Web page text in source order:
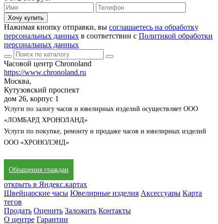
Хочу купить
Нажимая кнопку отправки, вы соглашаетесь на обработку
персональных данных в соответствии с Политикой обработки
персональных данных
Часовой центр Chronoland
https://www.chronoland.ru
Москва,
Кутузовский проспект
дом 26, корпус 1
Услуги по залогу часов и ювелирных изделий осуществляет ООО
«ЛОМБАРД ХРОНОЛАНД»
Услуги по покупке, ремонту и продаже часов и ювелирных изделий
ООО «ХРОНОЛЭНД»
Обращения граждан
открыть в Яндекс.картах
Швейцарские часы Ювелирные изделия Аксессуары Карта
тегов
Продать Оценить Заложить Контакты
О центре Гарантии